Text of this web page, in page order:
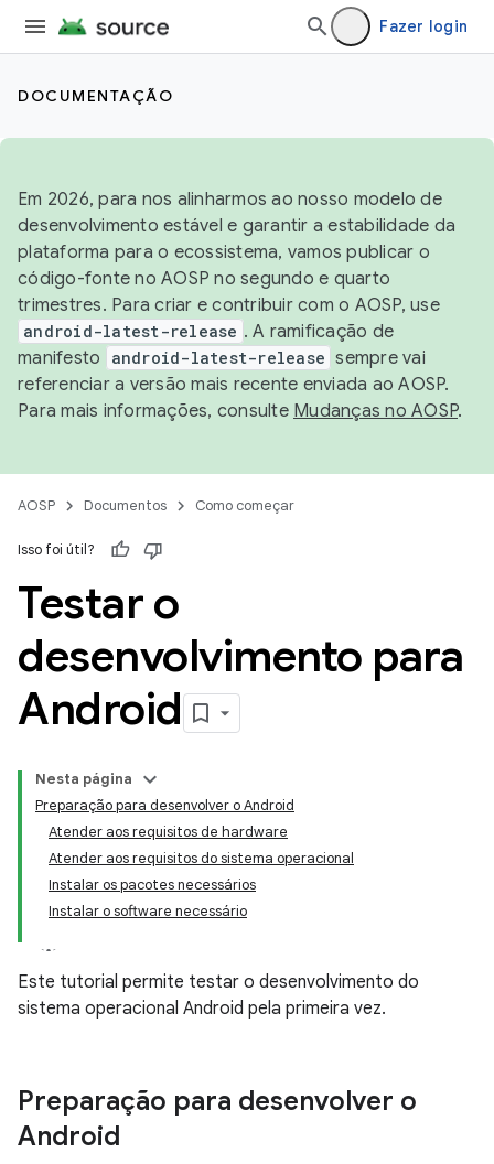
Fazer login
DOCUMENTAÇÃO
Em 2026, para nos alinharmos ao nosso modelo de
desenvolvimento estável e garantir a estabilidade da
plataforma para o ecossistema, vamos publicar o
código-fonte no AOSP no segundo e quarto
trimestres. Para criar e contribuir com o AOSP, use
android-latest-release . A ramificação de
manifesto
android-latest-release sempre vai
referenciar a versão mais recente enviada ao AOSP.
Para mais informações, consulte Mudanças no AOSP.
AOSP Documentos Como começar
Isso foi útil?
Testar o
desenvolvimento para
Android
Nesta página
Preparação para desenvolver o Android
Atender aos requisitos de hardware
Atender aos requisitos do sistema operacional
Instalar os pacotes necessários
Instalar o software necessário
Este tutorial permite testar o desenvolvimento do
sistema operacional Android pela primeira vez.
Preparação para desenvolver o
Android